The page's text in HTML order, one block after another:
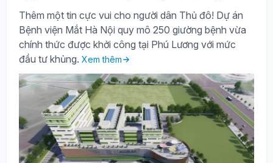
Thêm một tin cực vui cho người dân Thủ đô! Dự án
Bệnh viện Mắt Hà Nội quy mô 250 giường bệnh vừa
chính thức được khởi công tại Phú Lương với mức
đầu tư khủng. Xem thêm